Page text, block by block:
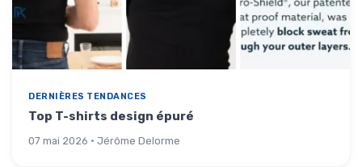
DERNIÈRES TENDANCES
Top T-shirts design épuré
07 mai 2026 · Jérôme Delorme